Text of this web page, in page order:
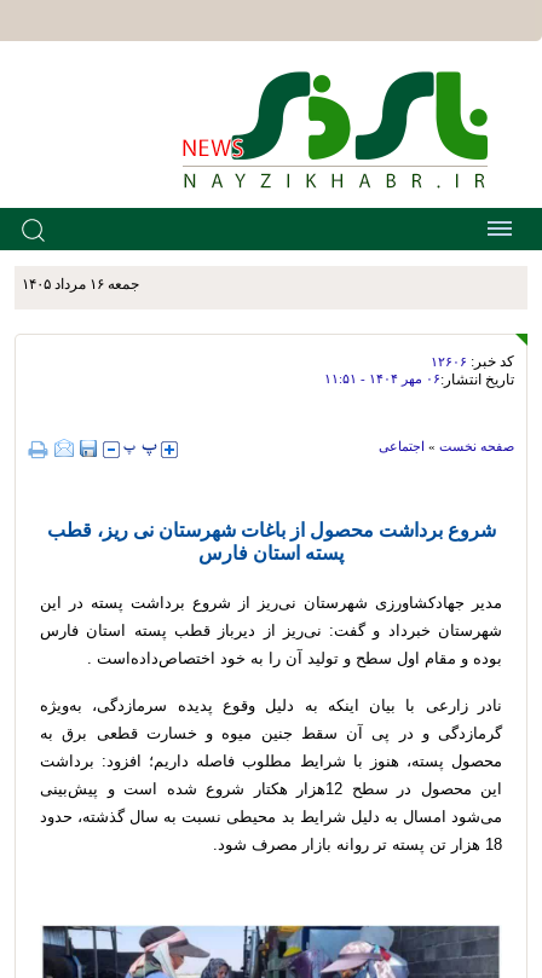
جمعه ۱۶ مرداد ۱۴۰۵
کد خبر: ۱۲۶۰۶
تاریخ انتشار:۰۶ مهر ۱۴۰۴ - ۱۱:۵۱
صفحه نخست » اجتماعی
شروع برداشت محصول از باغات شهرستان نی ریز، قطب
پسته استان فارس
مدیر جهادکشاورزی شهرستان نی‌ریز از شروع برداشت پسته در این
شهرستان خبرداد و گفت: نی‌ریز از دیرباز قطب پسته استان فارس
بوده و مقام اول سطح و تولید آن‌ را به خود اختصاص‌داده‌است .
نادر زارعی با بیان اینکه به دلیل وقوع پدیده سرمازدگی، به‌ویژه
گرمازدگی و در پی آن سقط جنین میوه و خسارت قطعی برق به
محصول پسته، هنوز با شرایط مطلوب فاصله داریم؛ افزود: برداشت
این محصول در سطح 12هزار هکتار شروع شده است و پیش‌بینی
می‌شود امسال به دلیل شرایط بد محیطی نسبت به سال گذشته، حدود
18 هزار تن پسته تر روانه بازار مصرف شود.